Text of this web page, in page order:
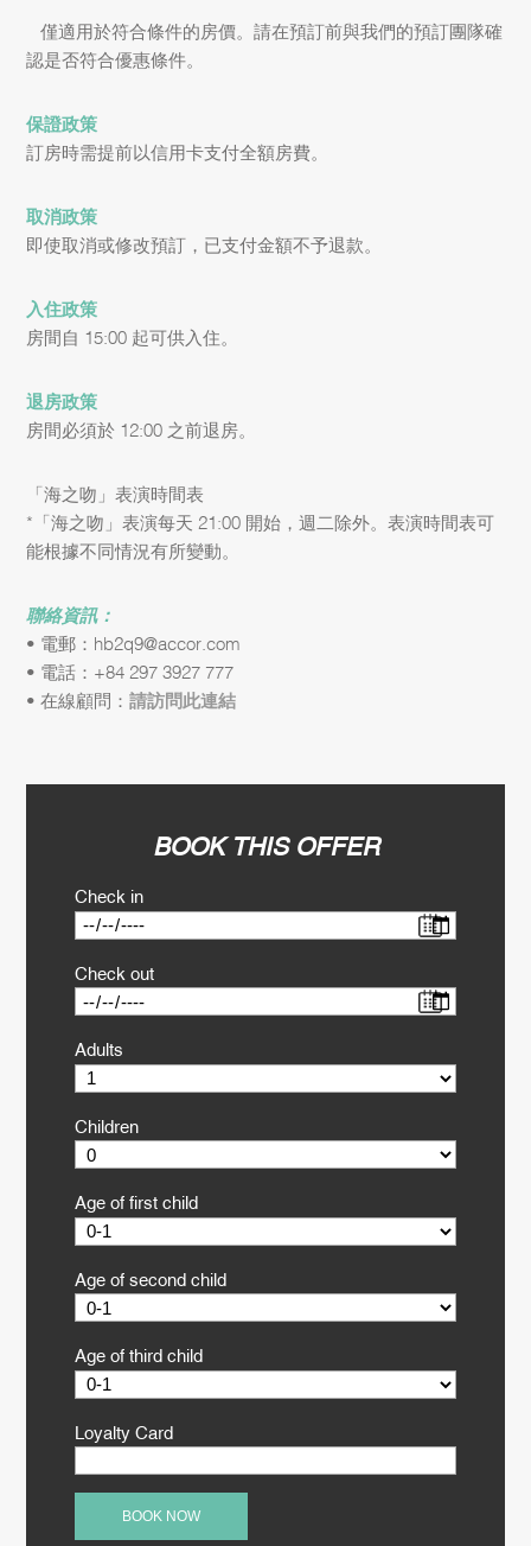
– 僅適用於符合條件的房價。請在預訂前與我們的預訂團隊確
認是否符合優惠條件。
保證政策
訂房時需提前以信用卡支付全額房費。
取消政策
即使取消或修改預訂，已支付金額不予退款。
入住政策
房間自 15:00 起可供入住。
退房政策
房間必須於 12:00 之前退房。
「海之吻」表演時間表
*「海之吻」表演每天 21:00 開始，週二除外。表演時間表可
能根據不同情況有所變動。
聯絡資訊：
• 電郵：hb2q9@accor.com
• 電話：+84 297 3927 777
• 在線顧問：請訪問此連結
BOOK THIS OFFER
Check in
Check out
Adults
Children
Age of first child
Age of second child
Age of third child
Loyalty Card